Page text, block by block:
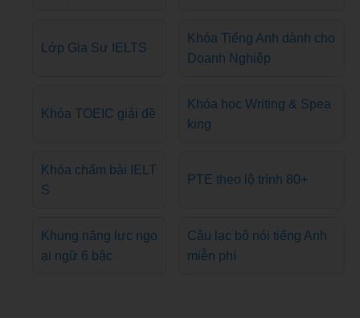
Lớp Gia Sư IELTS
Khóa Tiếng Anh dành cho
Doanh Nghiệp
Khóa TOEIC giải đề
Khóa học Writing & Spea
king
Khóa chấm bài IELT
S
PTE theo lộ trình 80+
Khung năng lực ngo
ại ngữ 6 bậc
Câu lạc bộ nói tiếng Anh
miễn phí